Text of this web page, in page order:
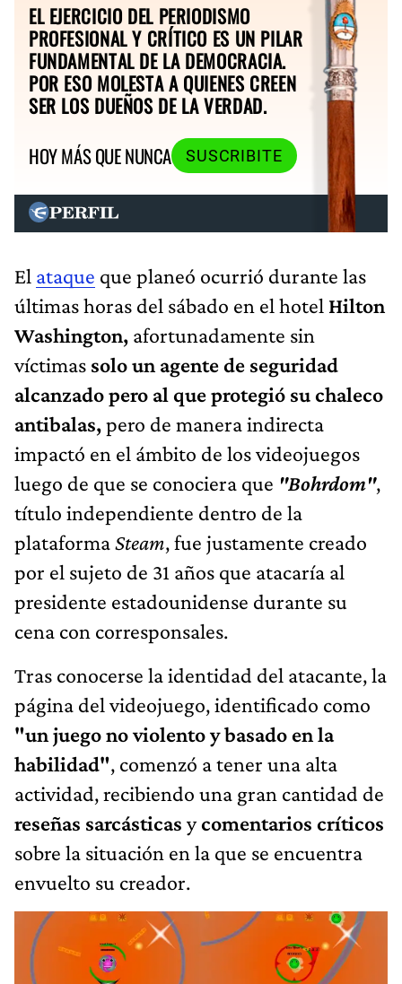
EL EJERCICIO DEL PERIODISMO
PROFESIONAL Y CRÍTICO ES UN PILAR
FUNDAMENTAL DE LA DEMOCRACIA.
POR ESO MOLESTA A QUIENES CREEN
SER LOS DUEÑOS DE LA VERDAD.
HOY MÁS QUE NUNCA
SUSCRIBITE
El ataque que planeó ocurrió durante las
últimas horas del sábado en el hotel Hilton
Washington, afortunadamente sin
víctimas solo un agente de seguridad
alcanzado pero al que protegió su chaleco
antibalas,pero de manera indirecta
impactó en el ámbito de los videojuegos
luego de que se conociera que "Bohrdom",
título independiente dentro de la
plataformaSteam, fue justamente creado
por el sujeto de 31 años que atacaría al
presidente estadounidense durante su
cena con corresponsales.
Tras conocerse la identidad del atacante, la
página del videojuego, identificado como
"un juego no violento y basado en la
habilidad", comenzó a tener una alta
actividad, recibiendo una gran cantidad de
reseñas sarcásticas ycomentarios críticos
sobre la situación en la que se encuentra
envuelto su creador.